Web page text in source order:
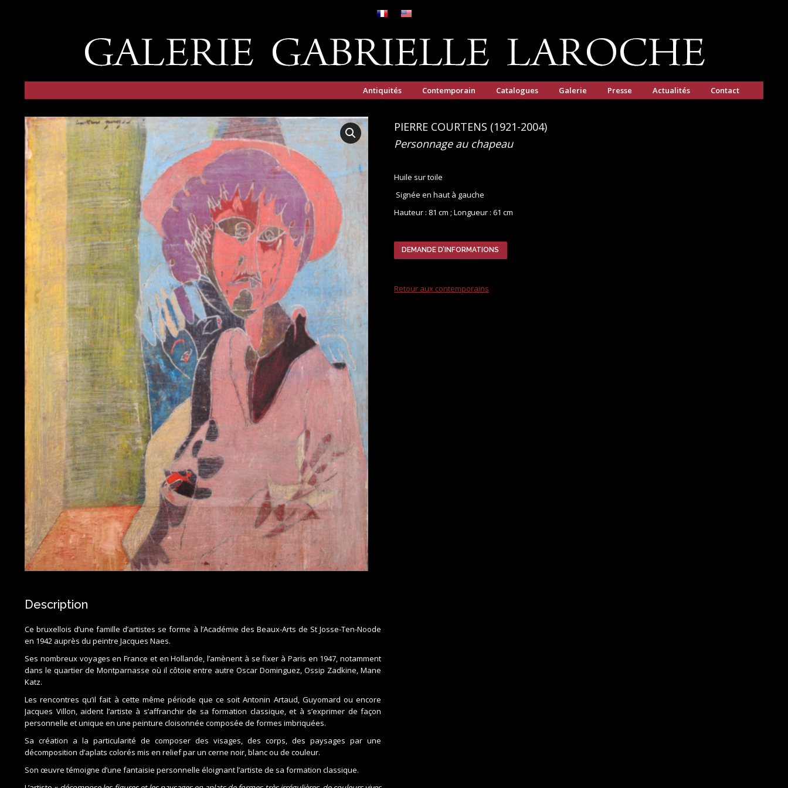
Antiquités Contemporain Catalogues Galerie Presse Actualités Contact
PIERRE COURTENS (1921-2004)
Personnage au chapeau
Huile sur toile
Signée en haut à gauche
Hauteur : 81 cm ; Longueur : 61 cm
DEMANDE D’INFORMATIONS
Retour aux contemporains
Description
Ce bruxellois d’une famille d’artistes se forme à l’Académie des Beaux-Arts de St Josse-Ten-Noode
en 1942 auprès du peintre Jacques Naes.
Ses nombreux voyages en France et en Hollande, l’amènent à se fixer à Paris en 1947, notamment
dans le quartier de Montparnasse où il côtoie entre autre Oscar Dominguez, Ossip Zadkine, Mane
Katz.
Les rencontres qu’il fait à cette même période que ce soit Antonin Artaud, Guyomard ou encore
Jacques Villon, aident l’artiste à s’affranchir de sa formation classique, et à s’exprimer de façon
personnelle et unique en une peinture cloisonnée composée de formes imbriquées.
Sa création a la particularité de composer des visages, des corps, des paysages par une
décomposition d’aplats colorés mis en relief par un cerne noir, blanc ou de couleur.
Son œuvre témoigne d’une fantaisie personnelle éloignant l’artiste de sa formation classique.